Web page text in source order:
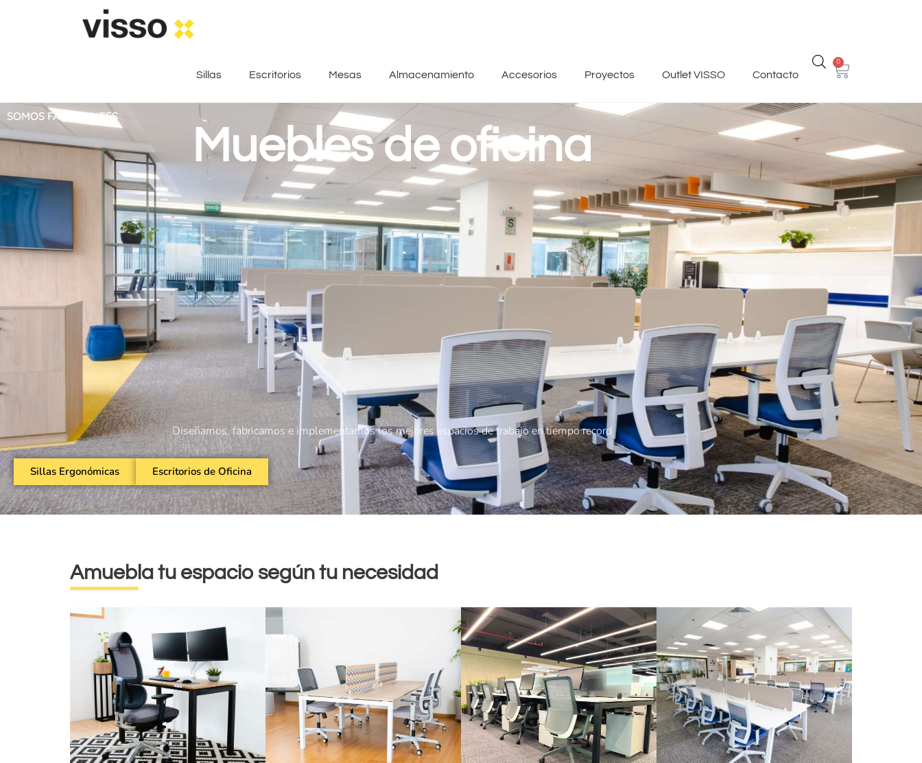
Sillas Escritorios Mesas Almacenamiento Accesorios Proyectos Outlet VISSO Contacto
0
SOMOS FABRICANTES
Muebles de oficina
Diseñamos, fabricamos e implementamos los mejores espacios de trabajo en tiempo record
Sillas Ergonómicas Escritorios de Oficina
Amuebla tu espacio según tu necesidad